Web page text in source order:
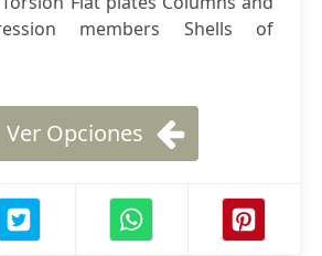
members Shells of
Ver Opciones